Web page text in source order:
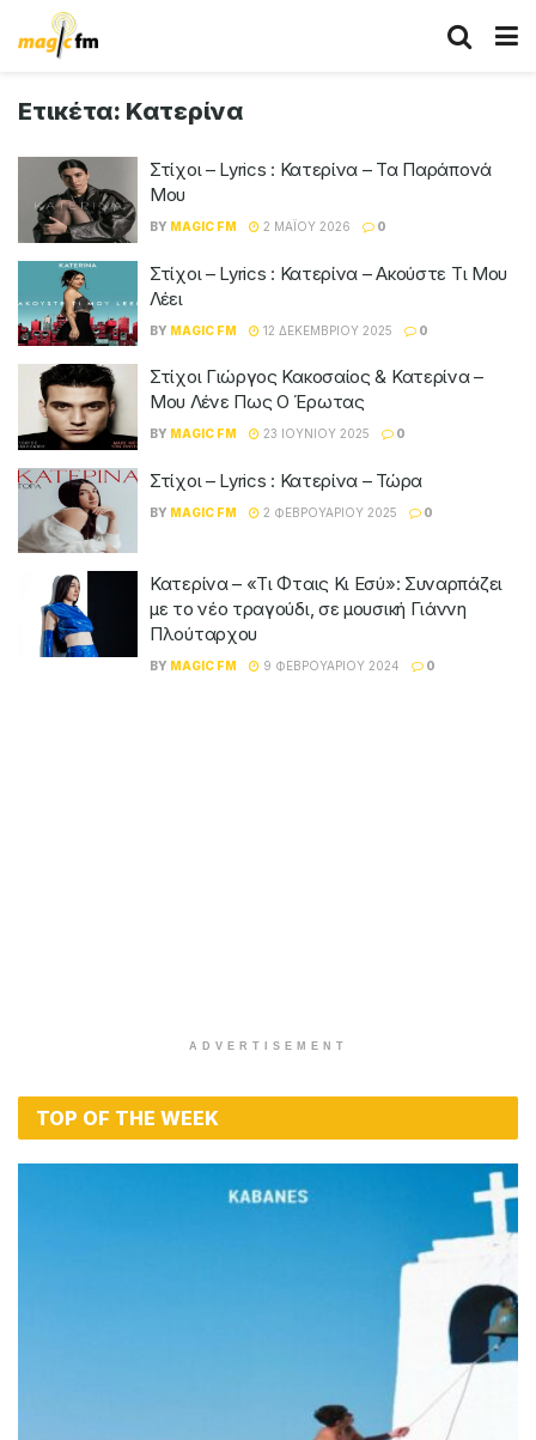
Ετικέτα: Κατερίνα
Στίχοι – Lyrics : Κατερίνα – Τα Παράπονά
Μου
BY MAGIC FM 2 ΜΑΪ́ΟΥ 2026 0
Στίχοι – Lyrics : Κατερίνα – Ακούστε Τι Μου
Λέει
BY MAGIC FM 12 ΔΕΚΕΜΒΡΊΟΥ 2025 0
Στίχοι Γιώργος Κακοσαίος & Κατερίνα –
Μου Λένε Πως Ο Έρωτας
BY MAGIC FM 23 ΙΟΥΝΊΟΥ 2025 0
Στίχοι – Lyrics : Κατερίνα – Τώρα
BY MAGIC FM 2 ΦΕΒΡΟΥΑΡΊΟΥ 2025 0
Κατερίνα – «Τι Φταις Κι Εσύ»: Συναρπάζει
με το νέο τραγούδι, σε μουσική Γιάννη
Πλούταρχου
BY MAGIC FM 9 ΦΕΒΡΟΥΑΡΊΟΥ 2024 0
ADVERTISEMENT
TOP OF THE WEEK